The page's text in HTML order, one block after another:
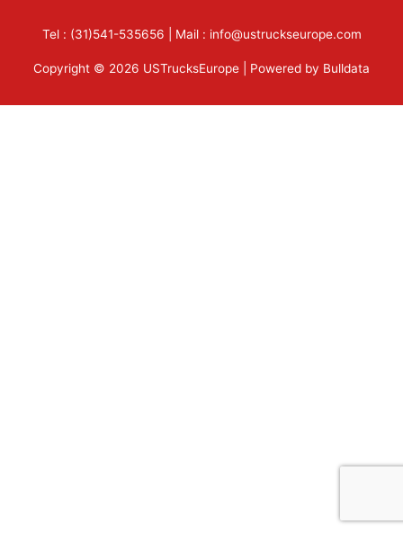
Tel : (31)541-535656 | Mail : info@ustruckseurope.com
Copyright © 2026 USTrucksEurope | Powered by Bulldata